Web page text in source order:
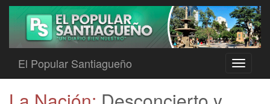
Toggle
El Popular Santiagueño